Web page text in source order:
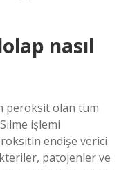
nasıl
peroksit olan tüm
işlemi
endişe verici
patojenler ve